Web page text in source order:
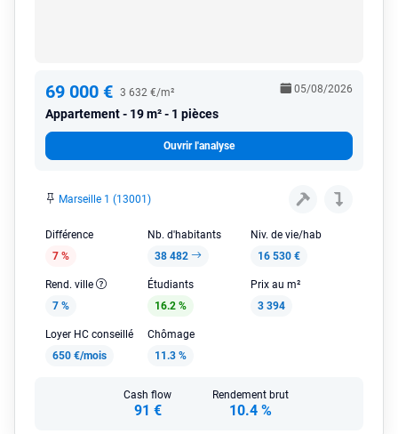
69 000 € 3 632 €/m²
Appartement 19 m² - 1 pièces
05/08/2026
Ouvrir l'analyse
Marseille 1 (13001)
Différence
7 %
Nb. d'habitants
38 482
Niv. de vie/hab
16 530 €
Rend. ville
7 %
Étudiants
16.2 %
Prix au m²
3 394
Loyer HC conseillé
650 €/mois
Chômage
11.3 %
Cash flow
91 €
Rendement brut
10.4 %